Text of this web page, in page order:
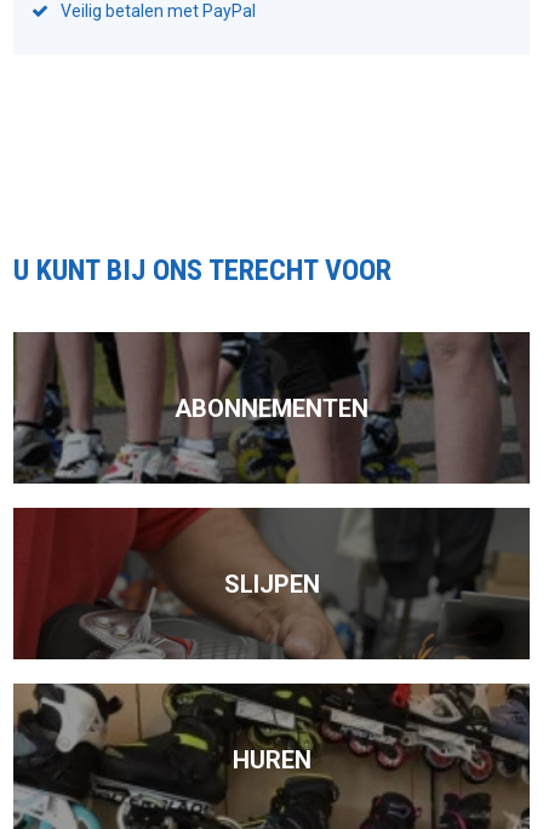
Veilig betalen met PayPal
U KUNT BIJ ONS TERECHT VOOR
ABONNEMENTEN
SLIJPEN
HUREN